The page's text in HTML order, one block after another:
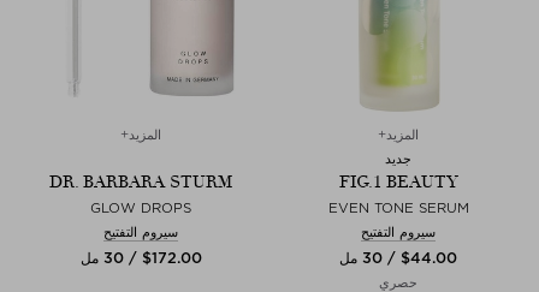
المزيد+
جديد
FIG.1 BEAUTY
EVEN TONE SERUM
سيروم التفتيح
$‌44.00 / 30 مل
حصري
المزيد+
DR. BARBARA STURM
GLOW DROPS
سيروم التفتيح
$‌172.00 / 30 مل